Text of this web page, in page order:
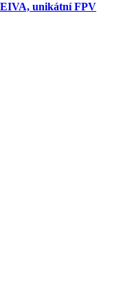
unikátní FPV